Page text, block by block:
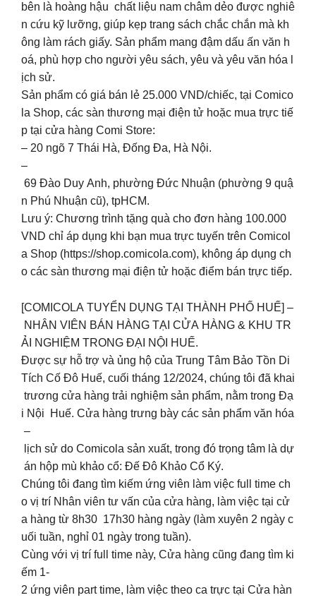
bên là hoàng hậu chất liệu nam châm dẻo được nghiê
n cứu kỹ lưỡng, giúp kẹp trang sách chắc chắn mà kh
ông làm rách giấy. Sản phẩm mang đậm dấu ấn văn h
oá, phù hợp cho người yêu sách, yêu và yêu văn hóa l
ịch sử.
Sản phẩm có giá bán lẻ 25.000 VND/chiếc, tại Comico
la Shop, các sàn thương mại điện tử hoặc mua trực tiế
p tại cửa hàng Comi Store:
– 20 ngõ 7 Thái Hà, Đống Đa, Hà Nội.
–
69 Đào Duy Anh, phường Đức Nhuận (phường 9 quậ
n Phú Nhuận cũ), tpHCM.
Lưu ý: Chương trình tặng quà cho đơn hàng 100.000
VND chỉ áp dụng khi bạn mua trực tuyến trên Comicol
a Shop (https://shop.comicola.com), không áp dụng ch
o các sàn thương mại điện tử hoặc điểm bán trực tiếp.
[COMICOLA TUYỂN DỤNG TẠI THÀNH PHỐ HUẾ] –
NHÂN VIÊN BÁN HÀNG TẠI CỬA HÀNG & KHU TR
ẢI NGHIỆM TRONG ĐẠI NỘI HUẾ.
Được sự hỗ trợ và ủng hộ của Trung Tâm Bảo Tồn Di
Tích Cố Đô Huế, cuối tháng 12/2024, chúng tôi đã khai
trương cửa hàng trải nghiệm sản phẩm, nằm trong Đạ
i Nội Huế. Cửa hàng trưng bày các sản phẩm văn hóa
–
lịch sử do Comicola sản xuất, trong đó trọng tâm là dự
án hộp mù khảo cổ: Đế Đô Khảo Cổ Ký.
Chúng tôi đang tìm kiếm ứng viên làm việc full time ch
o vị trí Nhân viên tư vấn của cửa hàng, làm việc tại cử
a hàng từ 8h30 17h30 hàng ngày (làm xuyên 2 ngày c
uối tuần, nghỉ 01 ngày trong tuần).
Cùng với vị trí full time này, Cửa hàng cũng đang tìm ki
ếm 1-
2 ứng viên part time, làm việc theo ca trực tại Cửa hàn